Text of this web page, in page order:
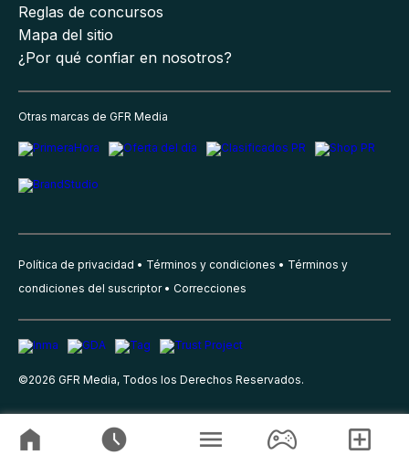
Reglas de concursos
Mapa del sitio
¿Por qué confiar en nosotros?
Otras marcas de GFR Media
Política de privacidad Términos y condiciones
Términos y
condiciones del suscriptor
Correcciones
©2026 GFR Media, Todos los Derechos Reservados.